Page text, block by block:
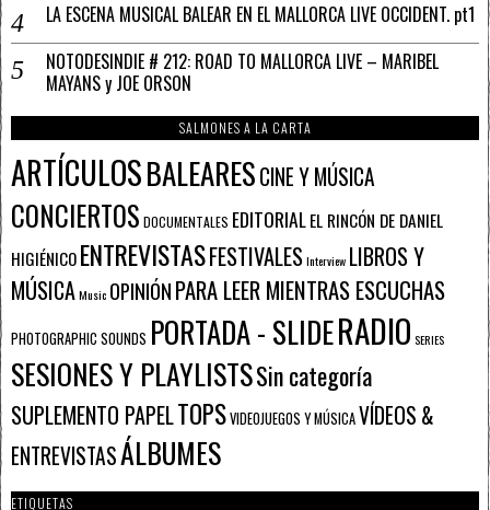
LA ESCENA MUSICAL BALEAR EN EL MALLORCA LIVE OCCIDENT. pt1
NOTODESINDIE # 212: ROAD TO MALLORCA LIVE – MARIBEL
MAYANS y JOE ORSON
SALMONES A LA CARTA
ARTÍCULOSBALEARESCINE Y MÚSICA
CONCIERTOS DOCUMENTALES EDITORIALEL RINCÓN DE DANIEL
HIGIÉNICOENTREVISTASFESTIVALESInterview LIBROS Y
MÚSICAMusic OPINIÓNPARA LEER MIENTRAS ESCUCHAS
PHOTOGRAPHIC SOUNDS PORTADA - SLIDERADIO SERIES
SESIONES Y PLAYLISTSSin categoría
SUPLEMENTO PAPELTOPSVIDEOJUEGOS Y MÚSICAVÍDEOS &
ENTREVISTASÁLBUMES
ETIQUETAS